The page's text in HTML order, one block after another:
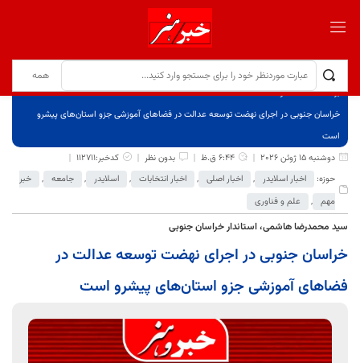
برگ نخست
نوشته‌ها
خراسان جنوبی در اجرای نهضت توسعه عدالت در فضاهای آموزشی جزو استان‌های پیشرو
است
دوشنبه 15 ژوئن 2026
6:44 ق.ظ بدون نظر
کدخبر:112711
حوزه:
اخبار اسلایدر , اخبار اصلی , اخبار انتخابات , اسلایدر , جامعه ,
خبر
مهم , علم و فناوری
سید محمدرضا هاشمی، استاندار خراسان جنوبی
خراسان جنوبی در اجرای نهضت توسعه عدالت در
فضاهای آموزشی جزو استان‌های پیشرو است